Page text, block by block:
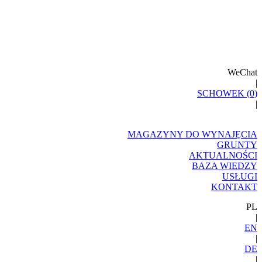
WeChat
|
SCHOWEK (0)
|
MAGAZYNY DO WYNAJĘCIA
GRUNTY
AKTUALNOŚCI
BAZA WIEDZY
USŁUGI
KONTAKT
PL
|
EN
|
DE
|